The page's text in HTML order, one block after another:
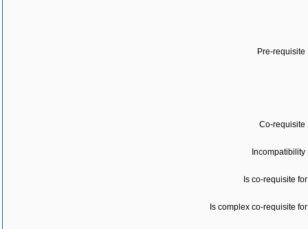
Pre-requisite
Co-requisite
Incompatibility
Is co-requisite
Is complex co-requisite